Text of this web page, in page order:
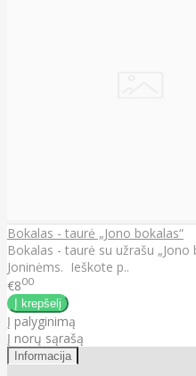
Bokalas - taurė „Jono bokalas“
Bokalas - taurė su užrašu
Joninėms. Ieškote p..
€800
Į palyginimą
Į norų sąrašą
Informacija